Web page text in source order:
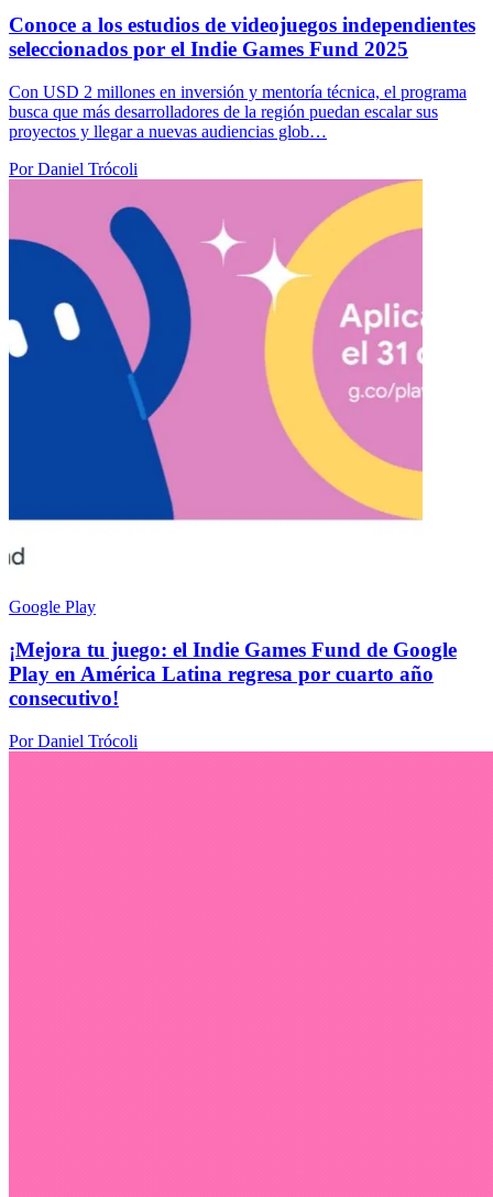
Conoce a los estudios de videojuegos independientes
seleccionados por el Indie Games Fund 2025
Con USD 2 millones en inversión y mentoría técnica, el programa
busca que más desarrolladores de la región puedan escalar sus
proyectos y llegar a nuevas audiencias glob…
Por Daniel Trócoli
Google Play
¡Mejora tu juego: el Indie Games Fund de Google
Play en América Latina regresa por cuarto año
consecutivo!
Por Daniel Trócoli